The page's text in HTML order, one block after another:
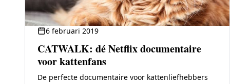
6 februari 2019
CATWALK: dé Netflix documentaire
voor kattenfans
De perfecte documentaire voor kattenliefhebbers